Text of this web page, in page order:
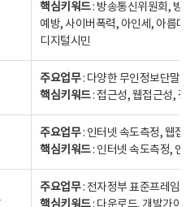
핵심키워드: 방송통신위원회, 방
예방, 사이버폭력, 아인세, 아름
디지털시민
주요업무: 다양한 무인정보단말
핵심키워드: 접근성, 웹접근성,
주요업무: 인터넷 속도측정, 웹접
핵심키워드: 인터넷 속도측정, 인
주요업무: 전자정부 표준프레임